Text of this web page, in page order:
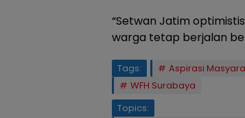
“Setwan Jatim
warga tetap berjalan
Tags: Aspirasi
WFH Surabaya
Topics: